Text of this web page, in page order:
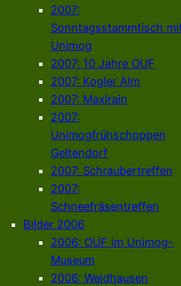
2007:
Sonntagsstammtisch
Unimog
2007: 10 Jahre OUF
2007: Kogler Alm
2007: Maxlrain
2007:
Unimogfrühschoppen
Geltendorf
2007: Schraubertreffen
2007:
Schneefräsentreffen
Bilder 2006
2006: OUF im Unimog-
Museum
2006: Weidhausen